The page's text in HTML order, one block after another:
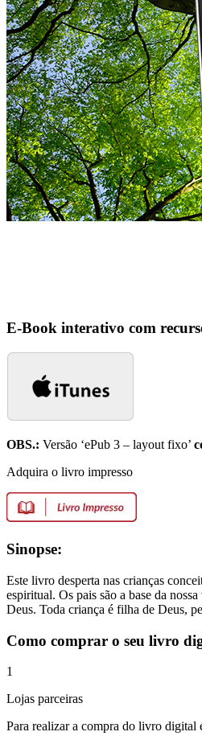
E-Book interativo com
OBS.: Versão ‘ePub 3 – layout fixo’
Adquira o livro impresso
Sinopse:
Este livro desperta nas crianças
espiritual. Os pais são a base da
Deus. Toda criança é filha de Deus,
Como comprar o seu livro
1
Lojas parceiras
Para realizar a compra do livro digital